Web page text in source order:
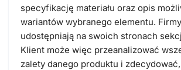
specyfikację materiału oraz opis
wariantów wybranego elementu.
udostępniają na swoich stronach
Klient może więc przeanalizować
zalety danego produktu i